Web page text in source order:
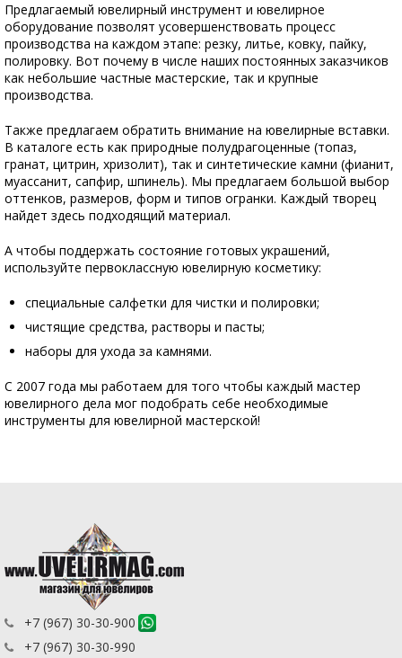
Предлагаемый ювелирный инструмент и ювелирное
оборудование позволят усовершенствовать процесс
производства на каждом этапе: резку, литье, ковку, пайку,
полировку. Вот почему в числе наших постоянных заказчиков
как небольшие частные мастерские, так и крупные
производства.
Также предлагаем обратить внимание на ювелирные вставки.
В каталоге есть как природные полудрагоценные (топаз,
гранат, цитрин, хризолит), так и синтетические камни (фианит,
муассанит, сапфир, шпинель). Мы предлагаем большой выбор
оттенков, размеров, форм и типов огранки. Каждый творец
найдет здесь подходящий материал.
А чтобы поддержать состояние готовых украшений,
используйте первоклассную ювелирную косметику:
специальные салфетки для чистки и полировки;
чистящие средства, растворы и пасты;
наборы для ухода за камнями.
С 2007 года мы работаем для того чтобы каждый мастер
ювелирного дела мог подобрать себе необходимые
инструменты для ювелирной мастерской!
+7 (967) 30-30-900
+7 (967) 30-30-990